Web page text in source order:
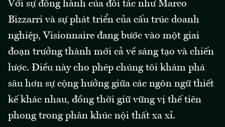
Với sự đồng hành của đối tác như Marco
Bizzarri và sự phát triển của cấu trúc doanh
nghiệp, Visionnaire đang bước vào một giai
đoạn trưởng thành mới cả về sáng tạo và chiến
lược. Điều này cho phép chúng tôi khám phá
sâu hơn sự cộng hưởng giữa các ngôn ngữ thiết
kế khác nhau, đồng thời giữ vững vị thế tiên
phong trong phân khúc nội thất xa xỉ.